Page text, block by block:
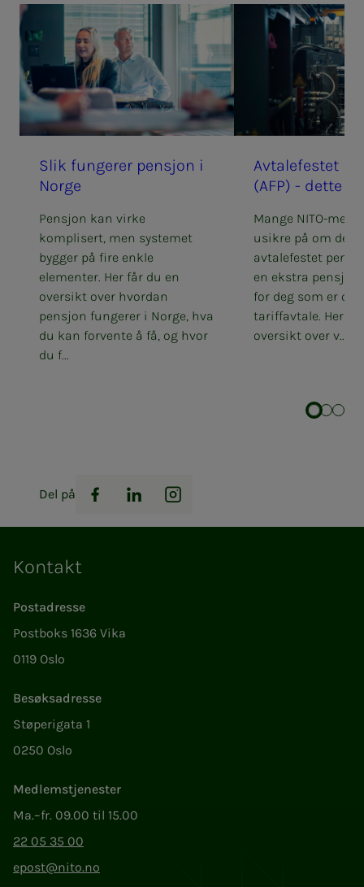
Slik fun­­­ge­­­rer pen­­­sjon i
Nor­­­ge
Pensjon kan virke
komplisert, men systemet
bygger på fire enkle
elementer. Her får du en
oversikt over hvordan
pensjon fungerer i Norge, hva
du kan forvente å få, og hvor
du f...
Av­­ta­­le­­­fes­­­tet
(AFP) - det­­­te
Mange NITO-
usikre på om de
avtalefestet
en ekstra
for deg som er
tariffavtale. Her
oversikt over v...
Del på
Facebook
LinkedInInstagram
Kontakt
Postadresse
Postboks 1636 Vika
0119 Oslo
Besøksadresse
Støperigata 1
0250 Oslo
Medlemstjenester
Ma.–fr. 09.00 til 15.00
22 05 35 00
epost@nito.no